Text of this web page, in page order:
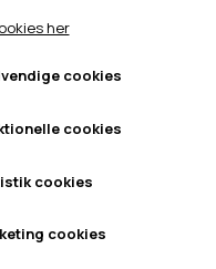
CHICOPEE
GODBIDSTASKE
HALSBÅND
🦴 GODBIDDER & SNACKS
🍖 SMAGSVARIANTER
🎾 LEGETØJ
ØRE, ØJE, POTER & NÆSE
🐾 UDSTYR & KOMFORT
TERMOFLASKER
HUER OG VANTER
PINEWOOD SALES
TIL KAT
TILBUD
NYHEDER
ABONNEMENT
her
cookies
cookies
cookies
cookies